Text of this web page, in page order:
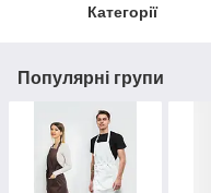
Категорії
Популярні групи